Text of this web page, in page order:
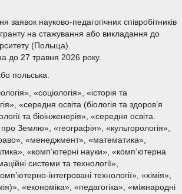
заявок науково-педагогічних співробітників
на стажування або викладання до
(Польща).
до 27 травня 2026 року.
польська.
«соціологія», «історія та
«середня освіта (біологія та здоров’я
та біоінженерія», «середня освіта.
Землю», «географія», «культорологія»,
«менеджмент», «математика»,
«комп’ютерні науки», «комп’ютерна
системи та технології»,
інтегровані технології», «хімія»,
«економіка», «педагогіка», «міжнародні